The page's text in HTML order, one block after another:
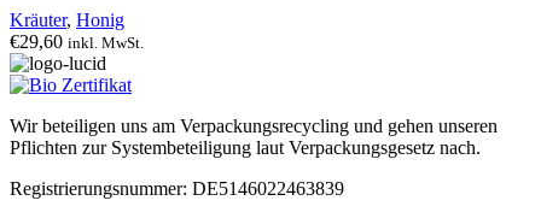
Kräuter, Honig
€29,60 inkl. MwSt.
Wir beteiligen uns am Verpackungsrecycling und gehen unseren
Pflichten zur Systembeteiligung laut Verpackungsgesetz nach.
Registrierungsnummer: DE5146022463839